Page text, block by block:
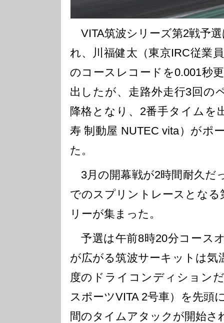
VITA筑波シリーズ第2戦予
れ、川福健太（東京IRC従業
のコースレコードを0.001秒
出したが、走路外走行3回の
降格となり、2番手タイムを
寿 制動屋 NUTEC vita）がポ
た。
3月の開幕戦が2時間耐久だ
でのスプリントレースとな
リーが集まった。
予選は午前8時20分コース
が広がる筑波サーキットは気
度のドライコンディション
スポーツVITA 2号車）を先頭
間のタイムアタックが開始さ